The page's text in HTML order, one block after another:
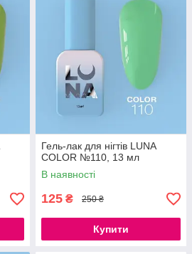
Гель-лак для нігтів LUNA
COLOR №110, 13 мл
В наявності
125 ₴ 250 ₴
Купити